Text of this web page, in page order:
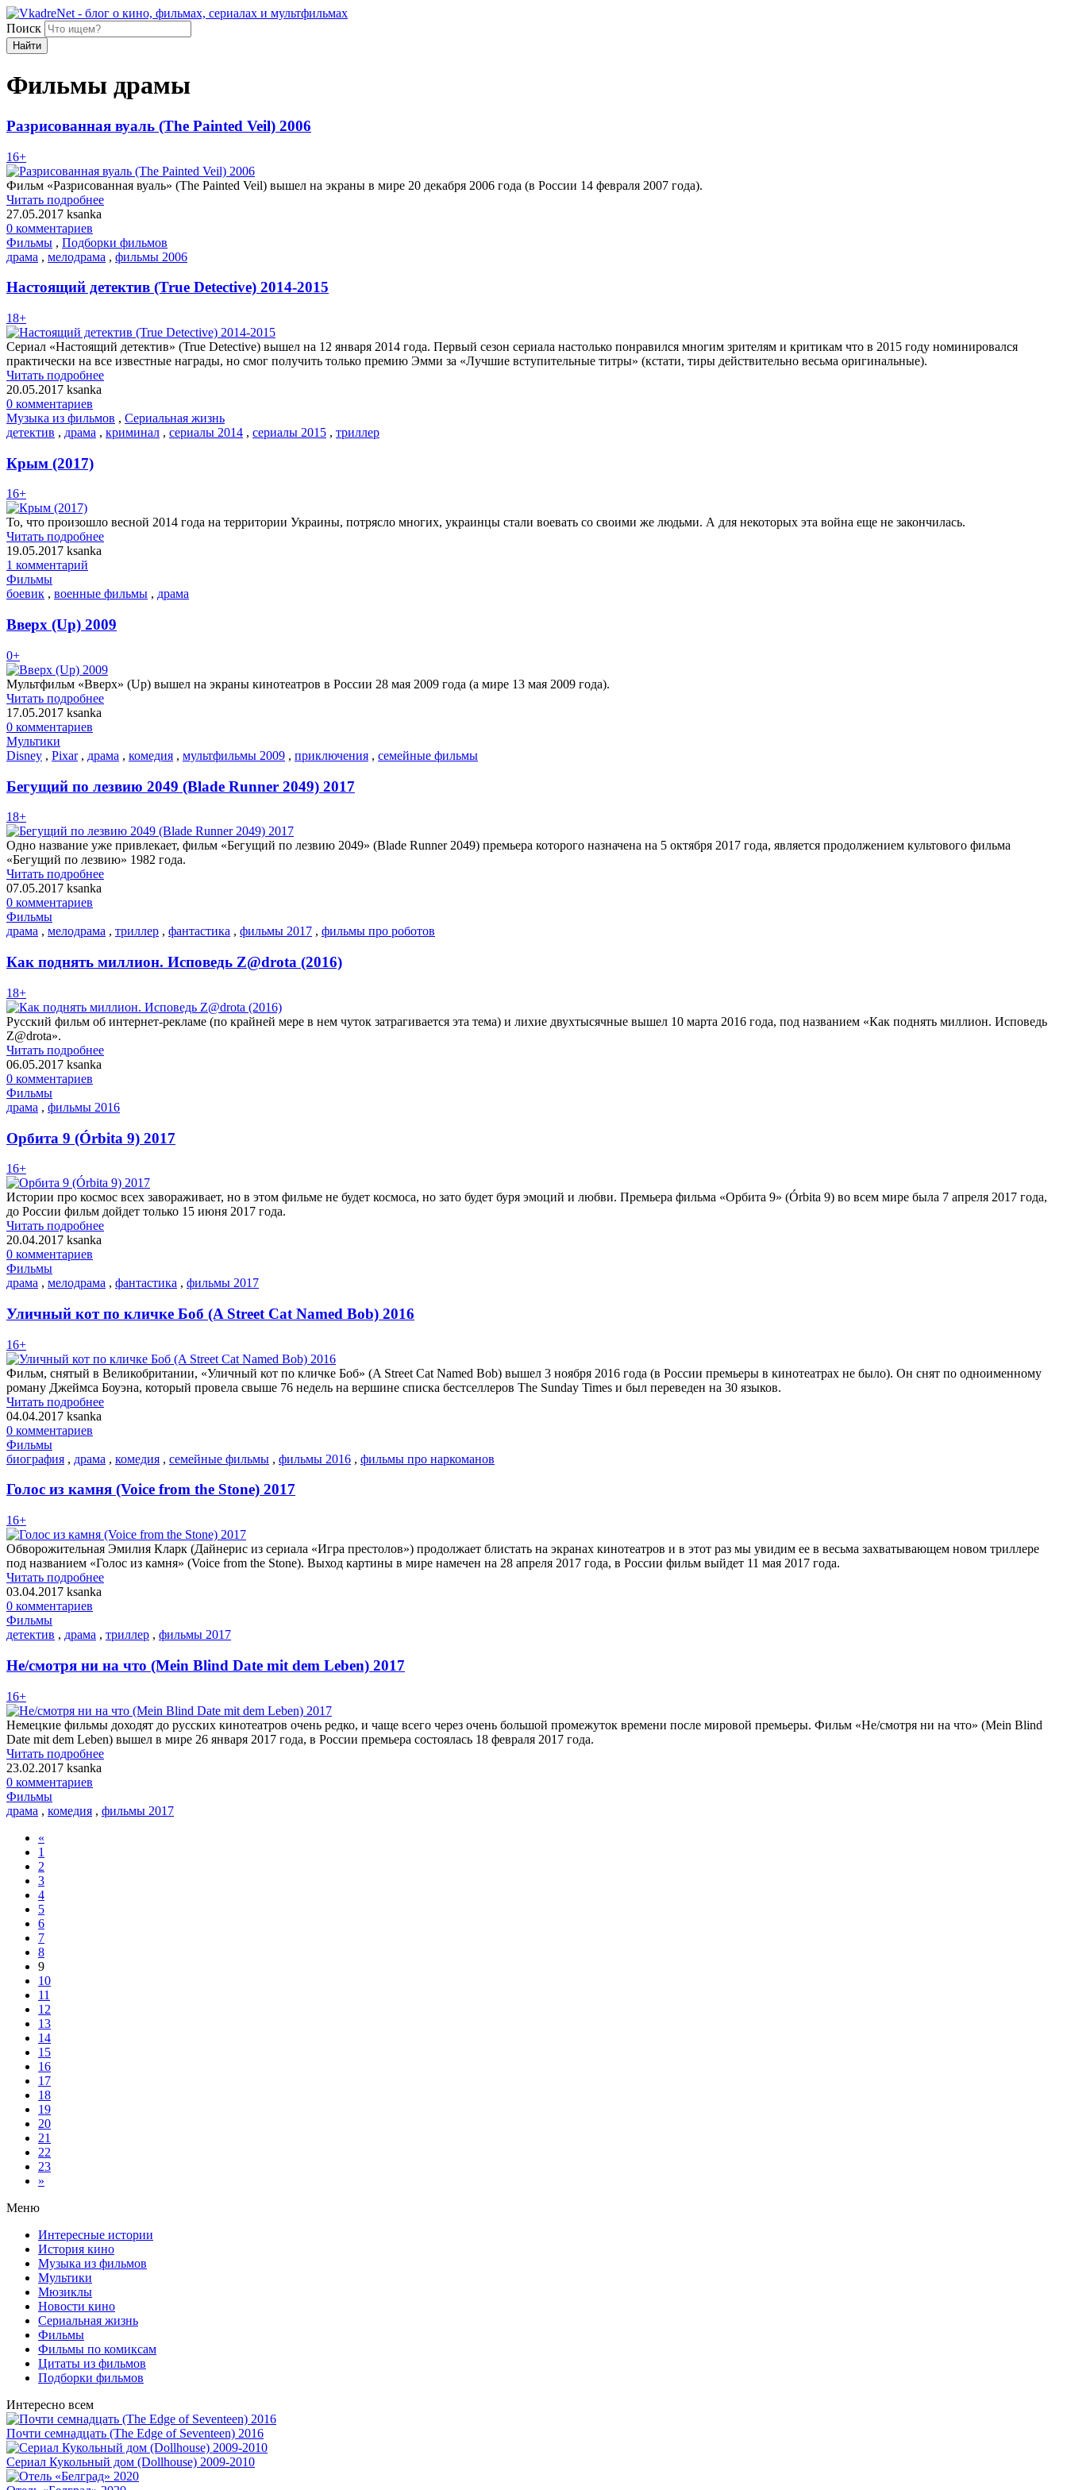
Поиск
Найти
Фильмы драмы
Разрисованная вуаль (The Painted Veil) 2006
16+
Фильм «Разрисованная вуаль» (The Painted Veil) вышел на экраны в мире 20 декабря 2006 года (в России 14 февраля 2007 года).
Читать подробнее
27.05.2017 ksanka
0 комментариев
Фильмы , Подборки фильмов
драма , мелодрама , фильмы 2006
Настоящий детектив (True Detective) 2014-2015
18+
Сериал «Настоящий детектив» (True Detective) вышел на 12 января 2014 года. Первый сезон сериала настолько понравился многим зрителям и критикам что в 2015 году номинировался
практически на все известные награды, но смог получить только премию Эмми за «Лучшие вступительные титры» (кстати, тиры действительно весьма оригинальные).
Читать подробнее
20.05.2017 ksanka
0 комментариев
Музыка из фильмов , Сериальная жизнь
детектив , драма , криминал , сериалы 2014 , сериалы 2015 , триллер
Крым (2017)
16+
То, что произошло весной 2014 года на территории Украины, потрясло многих, украинцы стали воевать со своими же людьми. А для некоторых эта война еще не закончилась.
Читать подробнее
19.05.2017 ksanka
1 комментарий
Фильмы
боевик , военные фильмы , драма
Вверх (Up) 2009
0+
Мультфильм «Вверх» (Up) вышел на экраны кинотеатров в России 28 мая 2009 года (а мире 13 мая 2009 года).
Читать подробнее
17.05.2017 ksanka
0 комментариев
Мультики
Disney , Pixar, драма , комедия , мультфильмы 2009 , приключения , семейные фильмы
Бегущий по лезвию 2049 (Blade Runner 2049) 2017
18+
Одно название уже привлекает, фильм «Бегущий по лезвию 2049» (Blade Runner 2049) премьера которого назначена на 5 октября 2017 года, является продолжением культового фильма
«Бегущий по лезвию» 1982 года.
Читать подробнее
07.05.2017 ksanka
0 комментариев
Фильмы
драма , мелодрама , триллер , фантастика , фильмы 2017 , фильмы про роботов
Как поднять миллион. Исповедь Z@drota (2016)
18+
Русский фильм об интернет-рекламе (по крайней мере в нем чуток затрагивается эта тема) и лихие двухтысячные вышел 10 марта 2016 года, под названием «Как поднять миллион. Исповедь
Z@drota».
Читать подробнее
06.05.2017 ksanka
0 комментариев
Фильмы
драма , фильмы 2016
Орбита 9 (Órbita 9) 2017
16+
Истории про космос всех завораживает, но в этом фильме не будет космоса, но зато будет буря эмоций и любви. Премьера фильма «Орбита 9» (Órbita 9) во всем мире была 7 апреля 2017 года,
до России фильм дойдет только 15 июня 2017 года.
Читать подробнее
20.04.2017 ksanka
0 комментариев
Фильмы
драма , мелодрама , фантастика , фильмы 2017
Уличный кот по кличке Боб (A Street Cat Named Bob) 2016
16+
Фильм, снятый в Великобритании, «Уличный кот по кличке Боб» (A Street Cat Named Bob) вышел 3 ноября 2016 года (в России премьеры в кинотеатрах не было). Он снят по одноименному
роману Джеймса Боуэна, который провела свыше 76 недель на вершине списка бестселлеров The Sunday Times и был переведен на 30 языков.
Читать подробнее
04.04.2017 ksanka
0 комментариев
Фильмы
биография , драма , комедия , семейные фильмы , фильмы 2016 , фильмы про наркоманов
Голос из камня (Voice from the Stone) 2017
16+
Обворожительная Эмилия Кларк (Дайнерис из сериала «Игра престолов») продолжает блистать на экранах кинотеатров и в этот раз мы увидим ее в весьма захватывающем новом триллере
под названием «Голос из камня» (Voice from the Stone). Выход картины в мире намечен на 28 апреля 2017 года, в России фильм выйдет 11 мая 2017 года.
Читать подробнее
03.04.2017 ksanka
0 комментариев
Фильмы
детектив , драма , триллер , фильмы 2017
Не/смотря ни на что (Mein Blind Date mit dem Leben) 2017
16+
Немецкие фильмы доходят до русских кинотеатров очень редко, и чаще всего через очень большой промежуток времени после мировой премьеры. Фильм «Не/смотря ни на что» (Mein Blind
Date mit dem Leben) вышел в мире 26 января 2017 года, в России премьера состоялась 18 февраля 2017 года.
Читать подробнее
23.02.2017 ksanka
0 комментариев
Фильмы
драма , комедия , фильмы 2017
«
1
2
3
4
5
6
7
8
9
10
11
12
13
14
15
16
17
18
19
20
21
22
23
»
Меню
Интересные истории
История кино
Музыка из фильмов
Мультики
Мюзиклы
Новости кино
Сериальная жизнь
Фильмы
Фильмы по комиксам
Цитаты из фильмов
Подборки фильмов
Интересно всем
Почти семнадцать (The Edge of Seventeen) 2016
Сериал Кукольный дом (Dollhouse) 2009-2010